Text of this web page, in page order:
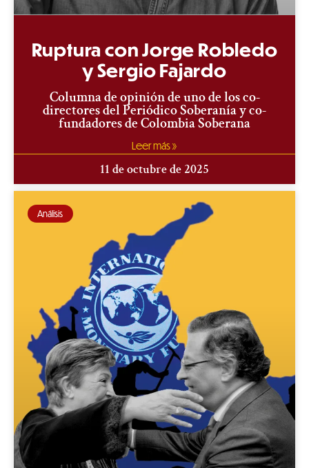
Ruptura con Jorge Robledo
y Sergio Fajardo
Columna de opinión de uno de los co-
directores del Periódico Soberanía y co-
fundadores de Colombia Soberana
Leer más »
11 de octubre de 2025
Análisis